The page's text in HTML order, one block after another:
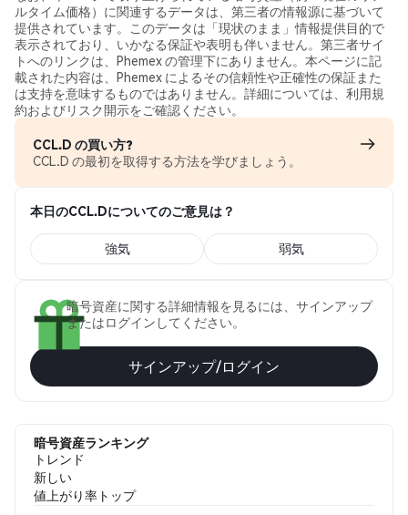
ルタイム価格）に関連するデータは、第三者の情報源に基づいて
提供されています。このデータは「現状のまま」情報提供目的で
表示されており、いかなる保証や表明も伴いません。第三者サイ
トへのリンクは、Phemex の管理下にありません。本ページに記
載された内容は、Phemex によるその信頼性や正確性の保証また
は支持を意味するものではありません。詳細については、利用規
約およびリスク開示をご確認ください。
CCL.D の買い方?
CCL.D の最初を取得する方法を学びましょう。
本日のCCL.Dについてのご意見は？
強気 弱気
暗号資産に関する詳細情報を見るには、サインアップ
またはログインしてください。
サインアップ/ログイン
暗号資産ランキング
トレンド
新しい
値上がり率トップ